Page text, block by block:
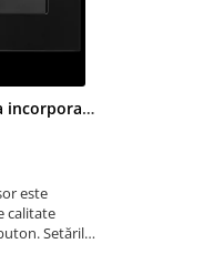
Espressor automat de cafea incorporabil De Dietrich Platinum
este
calitate
Setările